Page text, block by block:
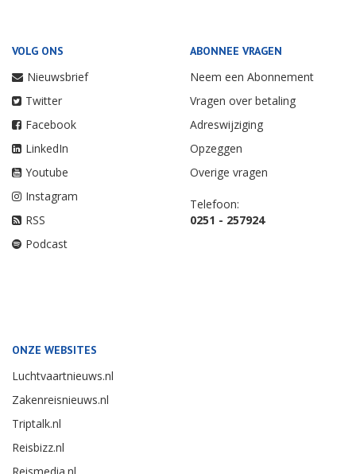
VOLG ONS
Nieuwsbrief
Twitter
Facebook
LinkedIn
Youtube
Instagram
RSS
Podcast
ABONNEE VRAGEN
Neem een Abonnement
Vragen over betaling
Adreswijziging
Opzeggen
Overige vragen
Telefoon:
0251 - 257924
ONZE WEBSITES
Luchtvaartnieuws.nl
Zakenreisnieuws.nl
Triptalk.nl
Reisbizz.nl